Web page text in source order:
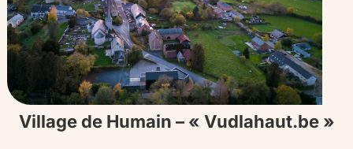
Village de Humain – « Vudlahaut.be »